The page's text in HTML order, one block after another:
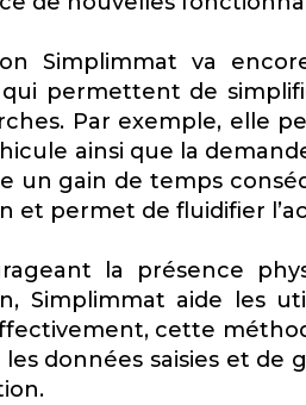
Simplimmat va
qui permettent de
Par exemple, elle
ainsi que la
un gain de temps
et permet de fluidifier
la présence
Simplimmat aide les
cette
données saisies et